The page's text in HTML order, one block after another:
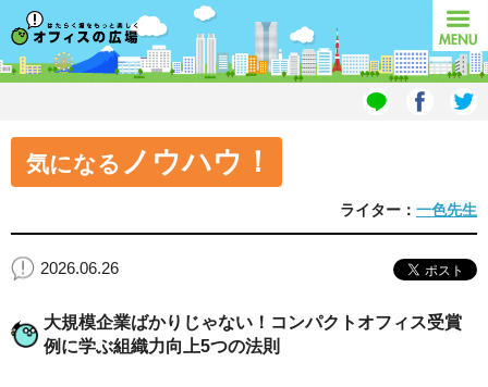
オフィスの広場 MENU
気になる ノウハウ！
ライター： 一色先生
2026.06.26
大規模企業ばかりじゃない！コンパクトオフィス受賞
例に学ぶ組織力向上5つの法則